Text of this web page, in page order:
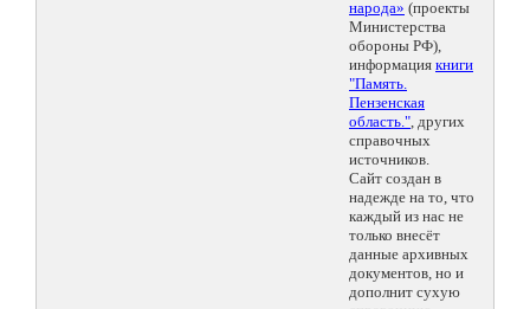
народа» (проекты
Министерства
обороны РФ),
информация книги
"Память.
Пензенская
область.", других
справочных
источников.
Сайт создан в
надежде на то, что
каждый из нас не
только внесёт
данные архивных
документов, но и
дополнит сухую